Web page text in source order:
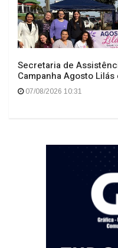
Secretaria de
Campanha Agosto
07/08/2026 10:31